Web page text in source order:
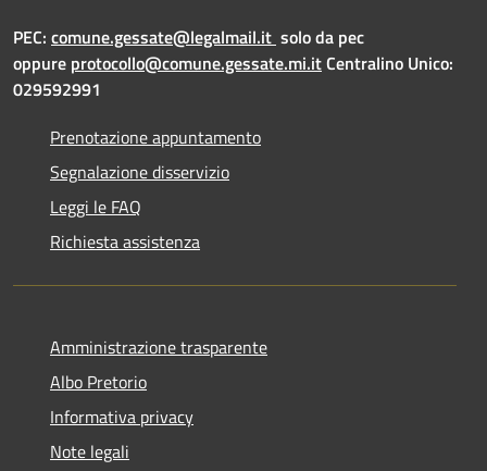
PEC: comune.gessate@legalmail.it solo da pec
oppure protocollo@comune.gessate.mi.itCentralino Unico:
029592991
Prenotazione appuntamento
Segnalazione disservizio
Leggi le FAQ
Richiesta assistenza
Amministrazione trasparente
Albo Pretorio
Informativa privacy
Note legali